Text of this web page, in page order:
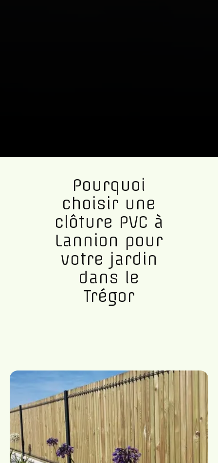
Pourquoi
choisir une
clôture PVC à
Lannion pour
votre jardin
dans le
Trégor